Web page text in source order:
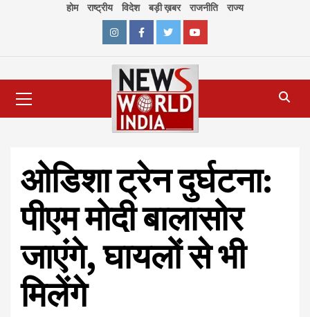
होम राष्ट्रीय विदेश बड़ी ख़बर राजनीति राज्य
InstagramFacebookTwitterYoutube
Menu
ओडिशा ट्रेन दुर्घटना:
पीएम मोदी बालासोर
जाएंगे, घायलों से भी
मिलेंगे